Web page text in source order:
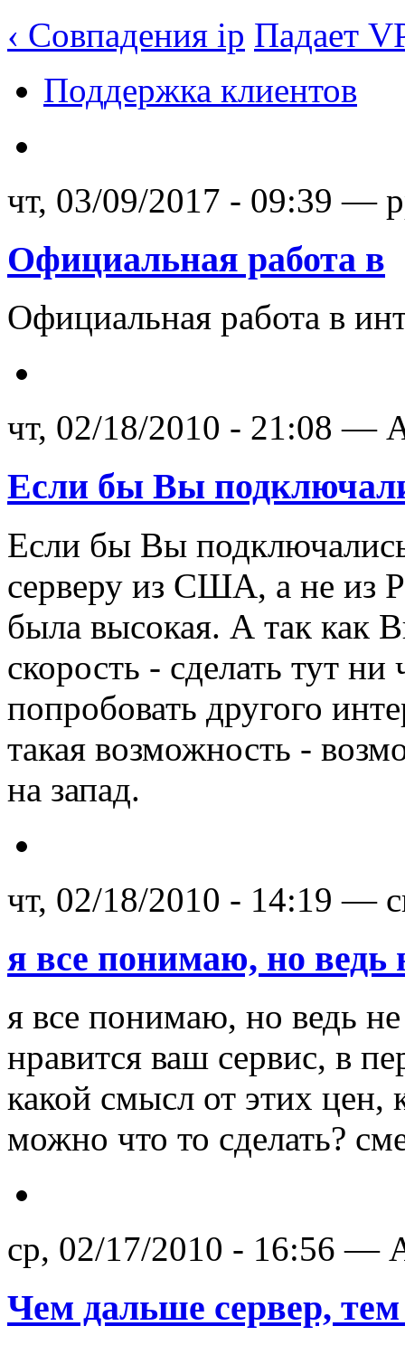
‹ Совпадения ip Падает
Поддержка клиентов
чт, 03/09/2017 - 09:39 —
Официальная работа в
Официальная работа в
чт, 02/18/2010 - 21:08 —
Если бы Вы
Если бы Вы
серверу из США, а не из
была высокая. А так как
скорость - сделать тут ни
попробовать другого
такая возможность -
на запад.
чт, 02/18/2010 - 14:19 —
я все понимаю, но ведь
я все понимаю, но ведь
нравится ваш сервис, в
какой смысл от этих цен,
можно что то сделать?
ср, 02/17/2010 - 16:56 —
Чем дальше сервер, тем